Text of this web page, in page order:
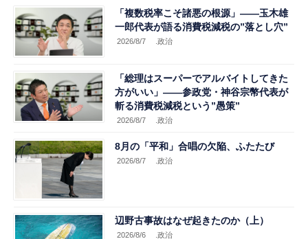
「複数税率こそ諸悪の根源」――玉木雄
一郎代表が語る消費税減税の”落とし穴”
2026/8/7 .政治
「総理はスーパーでアルバイトしてきた
方がいい」――参政党・神谷宗幣代表が
斬る消費税減税という”愚策”
2026/8/7 .政治
8月の「平和」合唱の欠陥、ふたたび
2026/8/7 .政治
辺野古事故はなぜ起きたのか（上）
2026/8/6 .政治